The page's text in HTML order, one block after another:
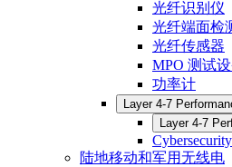
光纤识别仪
光纤端面检
光纤传感器
MPO 测试
功率计
Layer 4-7
Layer 4-7
陆地移动和军用无线电